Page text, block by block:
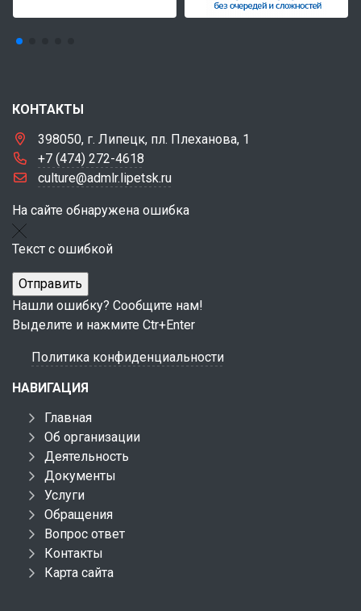
КОНТАКТЫ
398050, г. Липецк, пл. Плеханова, 1
+7 (474) 272-4618
culture@admlr.lipetsk.ru
На сайте обнаружена ошибка
Текст с ошибкой
Нашли ошибку? Сообщите нам!
Выделите и нажмите Ctr+Enter
Политика конфиденциальности
НАВИГАЦИЯ
Главная
Об организации
Деятельность
Документы
Услуги
Обращения
Вопрос ответ
Контакты
Карта сайта